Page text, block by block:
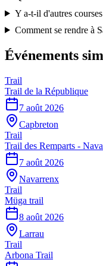
Y a-t-il d'autres
Comment se rendre à
Événements
Trail
Trail de la République
7 août 2026
Capbreton
Trail
Trail des Remparts -
7 août 2026
Navarrenx
Trail
Müga trail
8 août 2026
Larrau
Trail
Arbona Trail